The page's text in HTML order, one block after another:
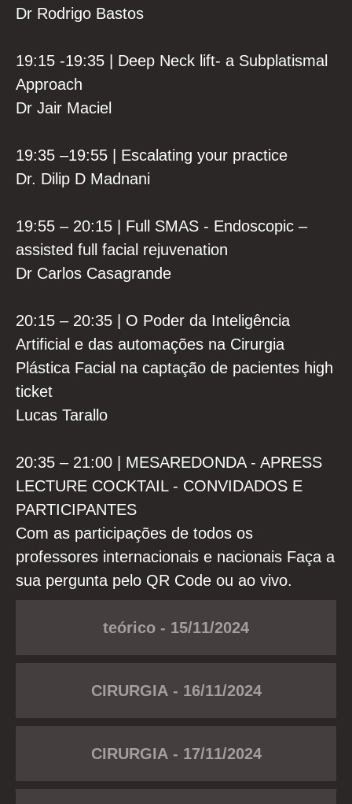
teórico - 15/11/2024
CIRURGIA - 16/11/2024
CIRURGIA - 17/11/2024
Dr Rodrigo Bastos
19:15 -19:35 | Deep Neck lift- a Subplatismal
Approach
Dr Jair Maciel
19:35 –19:55 | Escalating your practice
Dr. Dilip D Madnani
19:55 – 20:15 | Full SMAS - Endoscopic –
assisted full facial rejuvenation
Dr Carlos Casagrande
20:15 – 20:35 | O Poder da Inteligência
Artificial e das automações na Cirurgia
Plástica Facial na captação de pacientes high
ticket
Lucas Tarallo
20:35 – 21:00 | MESAREDONDA - APRESS
LECTURE COCKTAIL - CONVIDADOS E
PARTICIPANTES
Com as participações de todos os
professores internacionais e nacionais Faça a
sua pergunta pelo QR Code ou ao vivo.